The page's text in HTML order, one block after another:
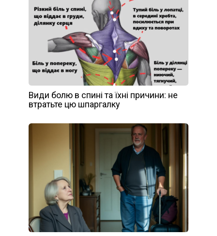
Види болю в спині та їхні причини: не
втратьте цю шпаргалку